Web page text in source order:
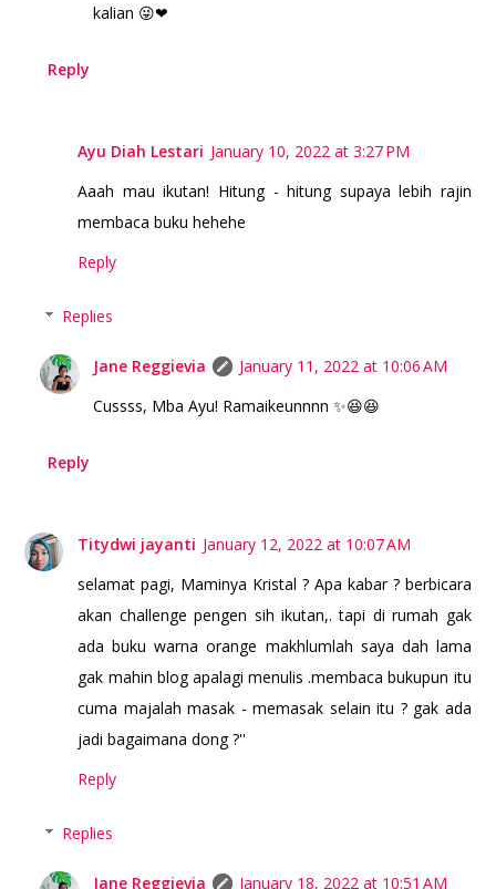
kalian 😜❤
Reply
Ayu Diah Lestari January 10, 2022 at 3:27 PM
Aaah mau ikutan! Hitung - hitung supaya lebih rajin
membaca buku hehehe
Reply
Replies
Jane Reggievia
January 11, 2022 at 10:06 AM
Cussss, Mba Ayu! Ramaikeunnnn ✨😆😆
Reply
Titydwi jayanti January 12, 2022 at 10:07 AM
selamat pagi, Maminya Kristal ? Apa kabar ? berbicara
akan challenge pengen sih ikutan,. tapi di rumah gak
ada buku warna orange makhlumlah saya dah lama
gak mahin blog apalagi menulis .membaca bukupun itu
cuma majalah masak - memasak selain itu ? gak ada
jadi bagaimana dong ?''
Reply
Replies
Jane Reggievia January 18, 2022 at 10:51 AM